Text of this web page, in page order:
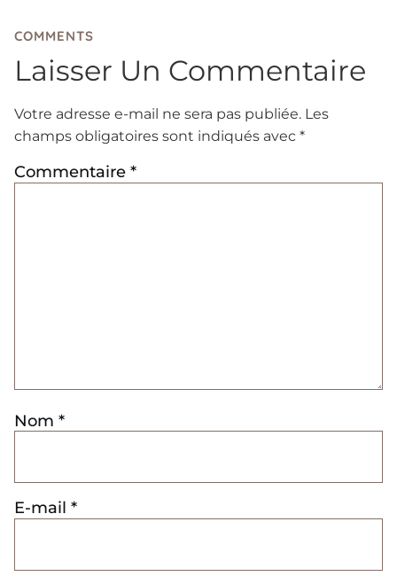
COMMENTS
Laisser Un Commentaire
Votre adresse e-mail ne sera pas publiée. Les
champs obligatoires sont indiqués avec *
Commentaire *
Nom *
E-mail *